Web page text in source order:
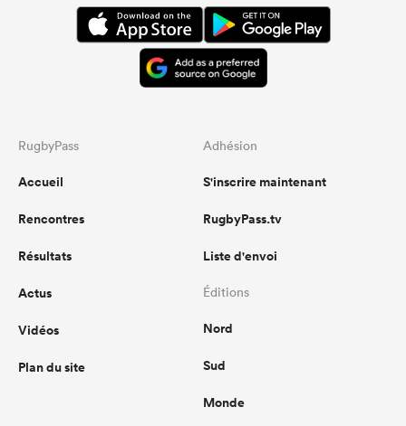
RugbyPass
Accueil
Rencontres
Résultats
Actus
Vidéos
Plan du site
Adhésion
S'inscrire maintenant
RugbyPass.tv
Liste d'envoi
Éditions
Nord
Sud
Monde